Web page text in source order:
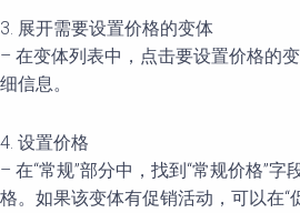
3. 展开需要设置价格的变体
– 在变体列表中，点击要设置价格的
细信息。
4. 设置价格
– 在“常规”部分中，找到“常规价格”
格。如果该变体有促销活动，可以在“